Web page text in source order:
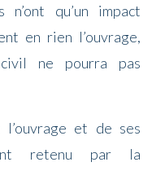
n’ont qu’un impact
en rien l’ouvrage,
ne pourra pas
et de ses
retenu par la